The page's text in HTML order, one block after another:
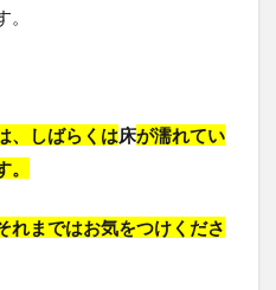
、しばらくは床が濡れてい
れまではお気をつけくださ